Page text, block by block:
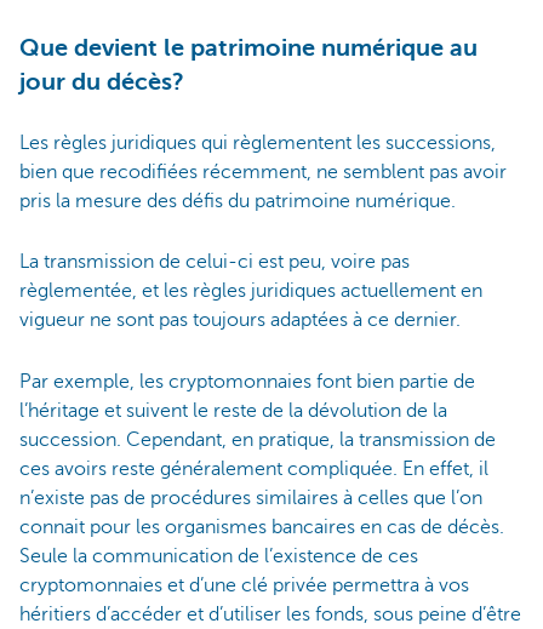
Que devient le patrimoine numérique au
jour du décès?
Les règles juridiques qui règlementent les successions,
bien que recodifiées récemment, ne semblent pas avoir
pris la mesure des défis du patrimoine numérique.
La transmission de celui-ci est peu, voire pas
règlementée, et les règles juridiques actuellement en
vigueur ne sont pas toujours adaptées à ce dernier.
Par exemple, les cryptomonnaies font bien partie de
l’héritage et suivent le reste de la dévolution de la
succession. Cependant, en pratique, la transmission de
ces avoirs reste généralement compliquée. En effet, il
n’existe pas de procédures similaires à celles que l’on
connait pour les organismes bancaires en cas de décès.
Seule la communication de l’existence de ces
cryptomonnaies et d’une clé privée permettra à vos
héritiers d’accéder et d’utiliser les fonds, sous peine d’être